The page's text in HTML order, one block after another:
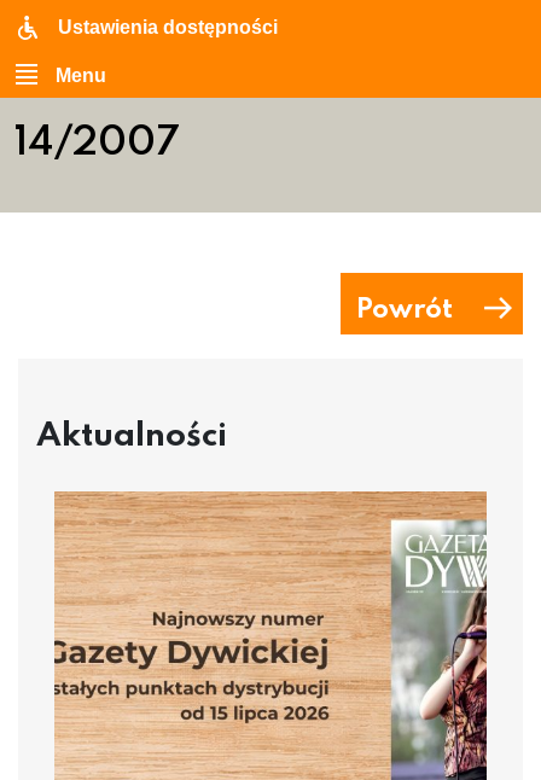
Ustawienia dostępności
Menu
14/2007
Powrót
Aktualności